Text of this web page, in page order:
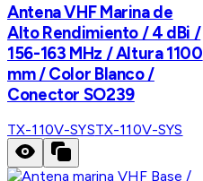
Antena VHF Marina de
Alto Rendimiento / 4 dBi /
156-163 MHz / Altura 1100
mm / Color Blanco /
Conector SO239
TX-110V-SYSTX-110V-SYS